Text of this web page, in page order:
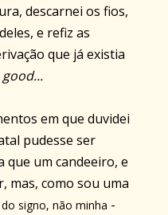
descarnei os fios,
e refiz as
que já existia
em que duvidei
pudesse ser
que um candeeiro, e
mas, como sou uma
signo, não minha -